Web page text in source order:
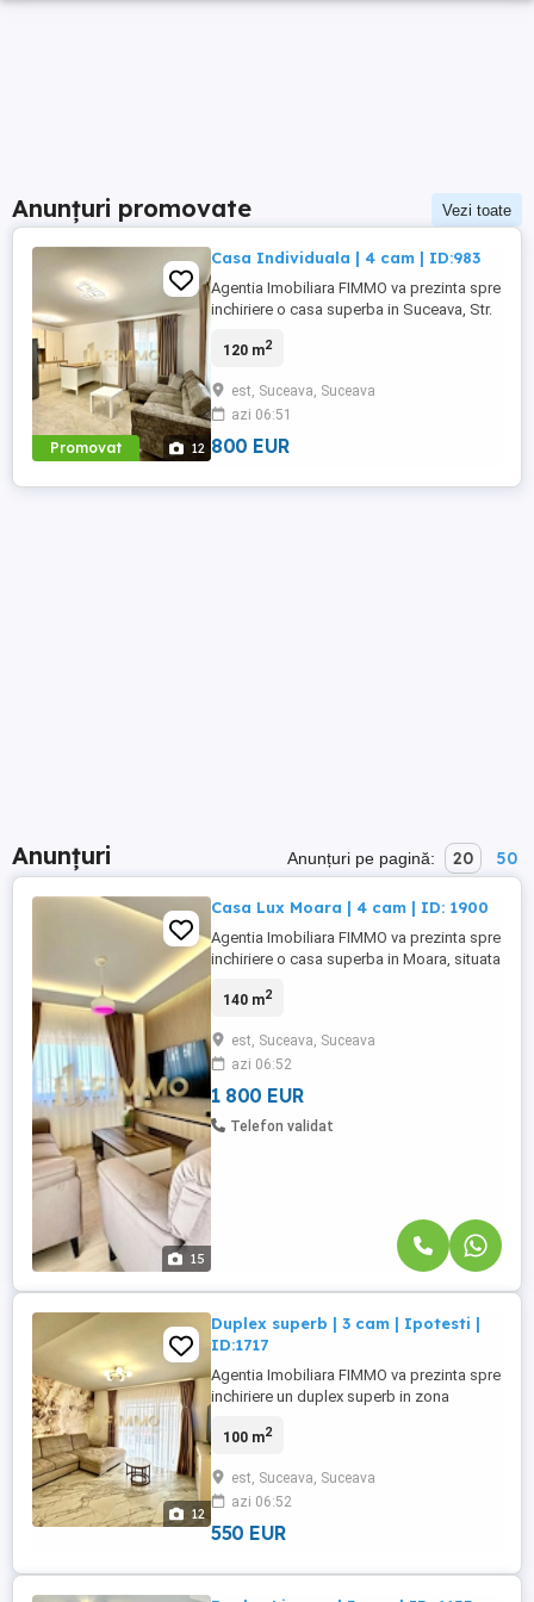
Anunțuri promovate Vezi toate
Promovat 12
Casa Individuala | 4 cam | ID:983
Agentia Imobiliara FIMMO va prezinta spre
inchiriere o casa superba in Suceava, Str.
un teren de 5 ari, care beneficiaza si de
interior, cat si la exterior. Imobilul este
compus astfel: Parter: - Bucatarie cu
spatiu ...
120 m2
est, Suceava, Suceava
azi 06:51
800 EUR
Anunțuri Anunțuri pe pagină: 20 50
15
Casa Lux Moara | 4 cam | ID: 1900
Agentia Imobiliara FIMMO va prezinta spre
inchiriere o casa superba in Moara, situata
compus astfel: Parter: - living generos; -
iesire catre terasa; - baie cu dus (unde se
regaseste masina de spalat si uscatorul
de ...
140 m2
est, Suceava, Suceava
azi 06:52
1 800 EUR
Telefon validat
12
Duplex superb | 3 cam | Ipotesti |
ID:1717
Agentia Imobiliara FIMMO va prezinta spre
inchiriere un duplex superb in zona
Imobilul este compus astfel: Parter: -
luat masa si iesire catre terasa; - Baie de
serviciu; - Hol; Etaj: - Dormitor 1; - Dormitor
...
100 m2
est, Suceava, Suceava
azi 06:52
550 EUR